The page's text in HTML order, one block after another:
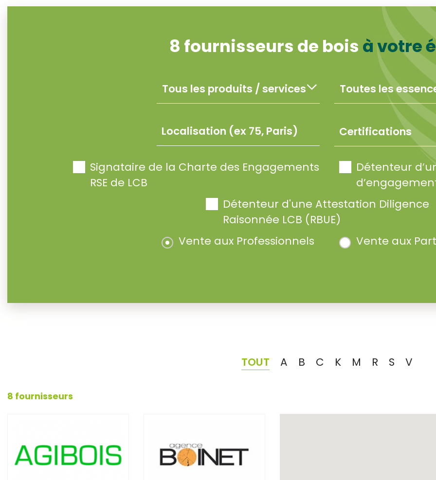
8 fournisseurs de bois à votre
Certifications
Signataire de la Charte des Engagements
RSE de LCB
Détenteur
Détenteur d'une Attestation Diligence
Raisonnée LCB (RBUE)
Vente aux Professionnels
Vente aux
TOUT A B C K M R S V
8 fournisseurs